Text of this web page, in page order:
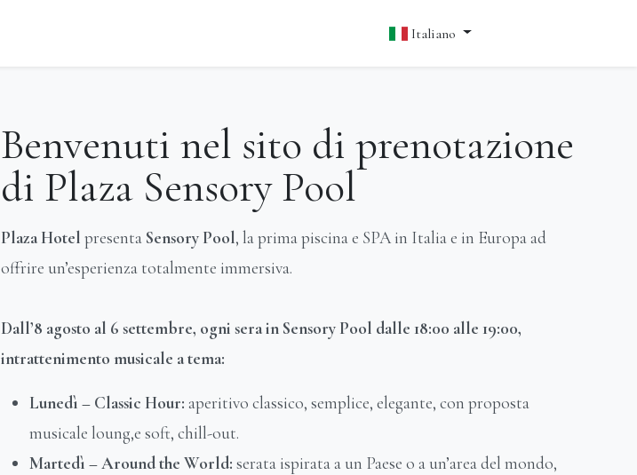
Italiano
Benvenuti nel sito di prenotazione
di Plaza Sensory Pool
Plaza Hotel presenta Sensory Pool, la prima piscina e SPA in Italia e in Europa ad
offrire un’esperienza totalmente immersiva.
Dall’8 agosto al 6 settembre, ogni sera in Sensory Pool dalle 18:00 alle 19:00,
intrattenimento musicale a tema:
Lunedì – Classic Hour: aperitivo classico, semplice, elegante, con proposta
musicale loung,e soft, chill-out.
Martedì – Around the World: serata ispirata a un Paese o a un’area del mondo,